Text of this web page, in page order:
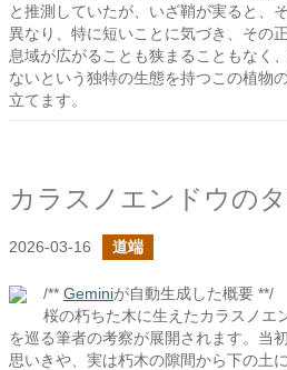
と推測していたが、いざ鞘が実ると、
異なり、特に短いことに気づき、その
息域が広がることも狭まることもなく
ないという独特の生態を持つこの植物
立てます。
2026-03-16 道端
/** Geminiが自動生成した概要 **/
桜の朽ちた木に生えたカラスノエ
を巡る筆者の考察が展開されます。当
思いきや、実は朽木の隙間から下の土